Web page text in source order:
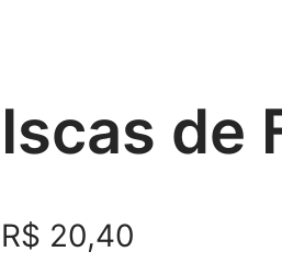
Iscas de
R$ 20,40